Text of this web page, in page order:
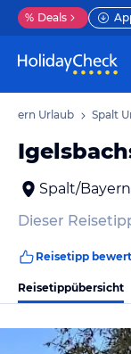
% Deals
Urlaub Spalt
Spalt/Bayern
Dieser
Reisetipp
Reisetippübersicht